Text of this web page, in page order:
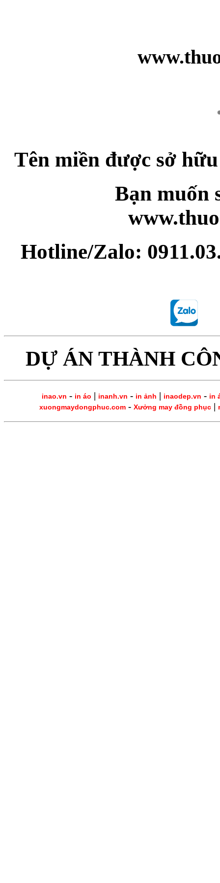
Tên miền được sở
Bạn muốn
Hotline/Zalo:
DỰ ÁN THÀNH
inao.vn - in áo | inanh.vn - in ảnh | inaodep.vn - in
xuongmaydongphuc.com- Xưởng may đồng phục|